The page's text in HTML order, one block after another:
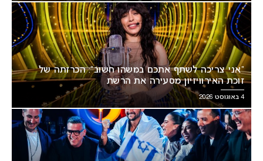
“אני צריכה לשתף אתכם במשהו חשוב”: הכרזתה של
זוכת האירוויזיון מסעירה את הרשת
4 באוגוסט 2026